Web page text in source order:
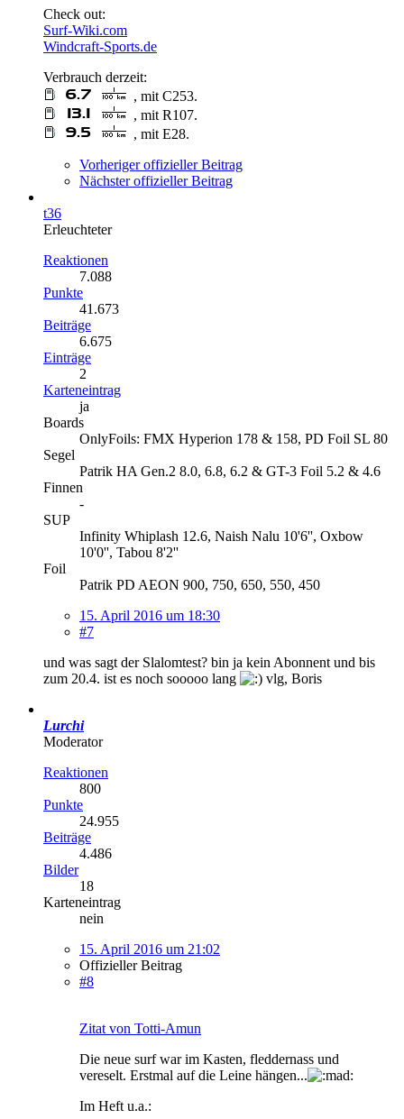
Check out:
Surf-Wiki.com
Windcraft-Sports.de
Verbrauch derzeit:
, mit C253.
, mit R107.
, mit E28.
Vorheriger offizieller Beitrag
Nächster offizieller Beitrag
t36
Erleuchteter
Reaktionen
7.088
Punkte
41.673
Beiträge
6.675
Einträge
2
Karteneintrag
ja
Boards
OnlyFoils: FMX Hyperion 178 & 158, PD Foil SL 80
Segel
Patrik HA Gen.2 8.0, 6.8, 6.2 & GT-3 Foil 5.2 & 4.6
Finnen
-
SUP
Infinity Whiplash 12.6, Naish Nalu 10'6'', Oxbow
10'0'', Tabou 8'2''
Foil
Patrik PD AEON 900, 750, 650, 550, 450
15. April 2016 um 18:30
#7
und was sagt der Slalomtest? bin ja kein Abonnent und bis
zum 20.4. ist es noch sooooo lang
vlg, Boris
Lurchi
Moderator
Reaktionen
800
Punkte
24.955
Beiträge
4.486
Bilder
18
Karteneintrag
nein
15. April 2016 um 21:02
Offizieller Beitrag
#8
Zitat von Totti-Amun
Die neue surf war im Kasten, fleddernass und
vereselt. Erstmal auf die Leine hängen...
Im Heft u.a.: